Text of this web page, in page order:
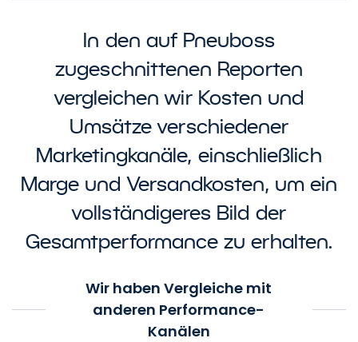
In den auf Pneuboss
zugeschnittenen Reporten
vergleichen wir Kosten und
Umsätze verschiedener
Marketingkanäle, einschließlich
Marge und Versandkosten, um ein
vollständigeres Bild der
Gesamtperformance zu erhalten.
Wir haben Vergleiche mit
anderen Performance-
Kanälen